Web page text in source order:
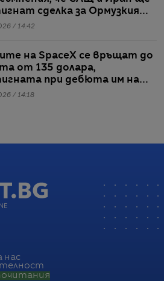
сделка за Ормузкия
/ 14:42
на SpaceX се връщат до
от 135 долара,
при дебюта им на
/ 14:18
нас